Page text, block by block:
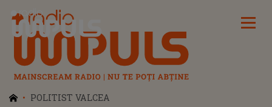
Radio Impuls
POLITIST VALCEA